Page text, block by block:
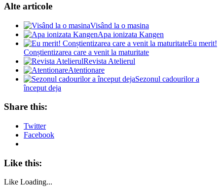
Alte articole
Visând la o masina
Apa ionizata Kangen
Eu merit!
Conștientizarea care a venit la maturitate
Revista Atelierul
Atentionare
Sezonul cadourilor a
început deja
Share this:
Twitter
Facebook
Like this:
Like Loading...